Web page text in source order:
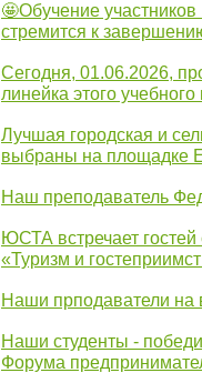
🤩Обучение участников
стремится к
Сегодня, 01.06.2026,
линейка этого учебного
Лучшая городская и
выбраны на площадке
Наш преподаватель
ЮСТА встречает гостей
«Туризм и
Наши прподаватели
Наши студенты -
Форума